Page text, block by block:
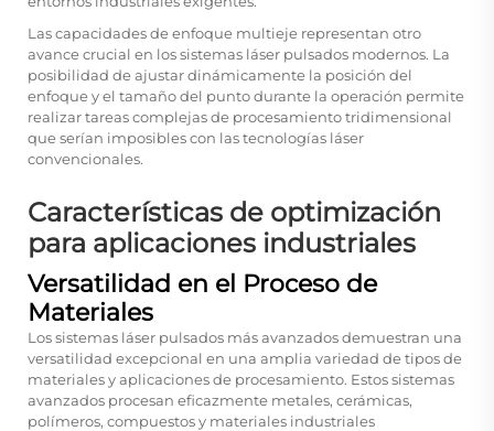
Las capacidades de enfoque multieje representan otro
avance crucial en los sistemas láser pulsados modernos. La
posibilidad de ajustar dinámicamente la posición del
enfoque y el tamaño del punto durante la operación permite
realizar tareas complejas de procesamiento tridimensional
que serían imposibles con las tecnologías láser
convencionales.
Características de optimización
para aplicaciones industriales
Versatilidad en el Proceso de
Materiales
Los sistemas láser pulsados más avanzados demuestran una
versatilidad excepcional en una amplia variedad de tipos de
materiales y aplicaciones de procesamiento. Estos sistemas
avanzados procesan eficazmente metales, cerámicas,
polímeros, compuestos y materiales industriales